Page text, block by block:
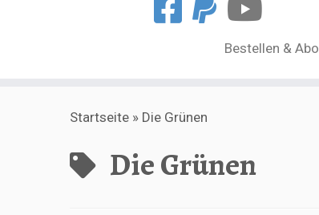
Bestellen & Abo
Startseite » Die Grünen
Die Grünen